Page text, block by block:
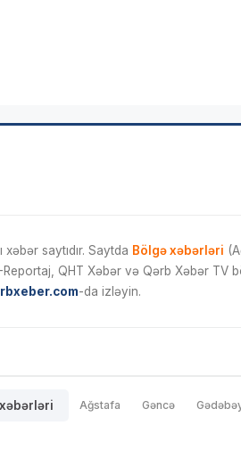
saytıdır. Saytda Bölgə xəbərləri
QHT Xəbər və Qərb Xəbər TV
-da izləyin.
Ağstafa Gəncə